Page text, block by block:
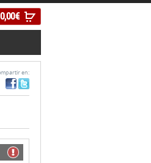
0,00 €
en: